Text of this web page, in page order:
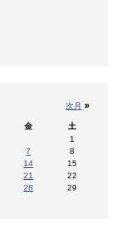
次月 »
金
土
1
7
8
14
15
21
22
28
29